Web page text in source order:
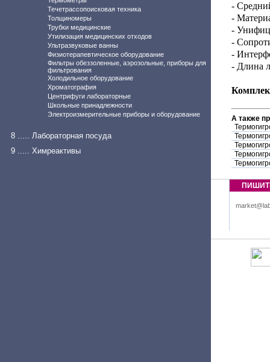
Течетрассопоисковая техника
Толщиномеры
Трубки медицинские
Утилизация медицинских отходов
Ультразвуковые ванны
Физиотерапевтическое оборудование
Фильтры обеззоленные, аэрозольные, приборы для
фильтрования
Холодильное оборудование
Хроматография
Центрифуги лабораторные
Школьные принадлежности
Электроизмерительные приборы и оборудование
8 ..... Лабораторная посуда
9 ..... Химреактивы
-
-
-
-
-
- Длина
А также